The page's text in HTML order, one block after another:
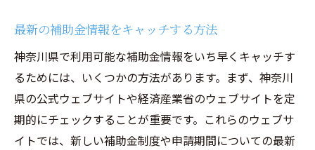
補助金申請の基本と神奈川県での活用方法
補助金申請の基本ステップ
神奈川県特有の補助金申請ポイント
必要書類の準備と提出方法
申請時の注意点とよくあるミス
最新の補助金情報をキャッチする方法
神奈川県で利用可能な補助金情報をいち早くキャッチす
るためには、いくつかの方法があります。まず、神奈川
県の公式ウェブサイトや経済産業省のウェブサイトを定
期的にチェックすることが重要です。これらのウェブサ
イトでは、新しい補助金制度や申請期間についての最新